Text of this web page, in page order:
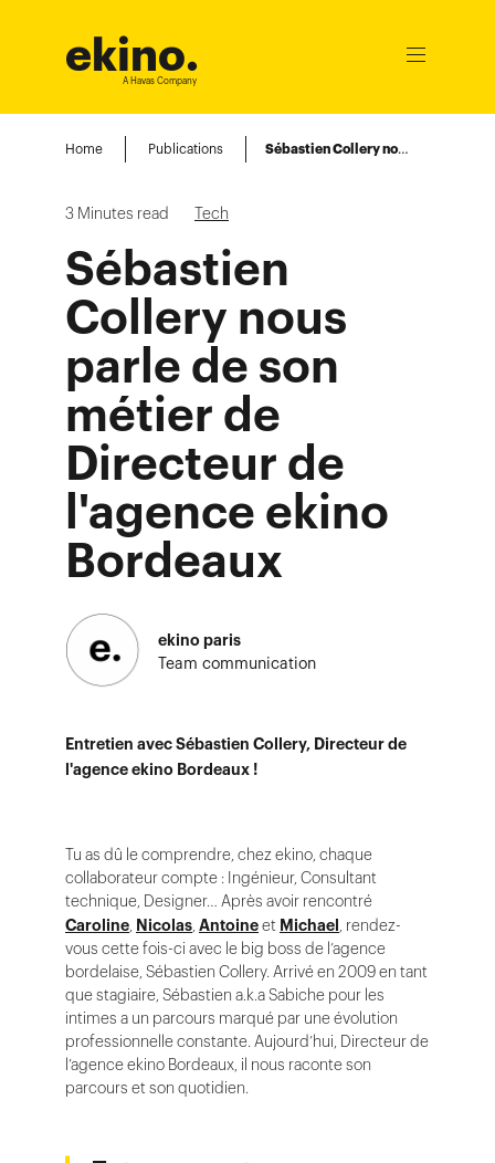
ekino.
A Havas Company
Ouvrir
Home Publications Sébastien Collery nous parle de son métier de Directeur de l’agence ekino Bordeaux
3 Minutes read Tech
Sébastien
Collery nous
parle de son
métier de
Directeur de
l'agence ekino
Bordeaux
Entretien avec Sébastien Collery, Directeur de
l'agence ekino Bordeaux !
ekino paris
Team communication
Tu as dû le comprendre, chez ekino, chaque
collaborateur compte : Ingénieur, Consultant
technique, Designer… Après avoir rencontré
Caroline, Nicolas, Antoineet Michael, rendez-
vous cette fois-ci avec le big boss de l’agence
bordelaise, Sébastien Collery. Arrivé en 2009 en tant
que stagiaire, Sébastien a.k.a Sabiche pour les
intimes a un parcours marqué par une évolution
professionnelle constante. Aujourd’hui, Directeur de
l’agence ekino Bordeaux, il nous raconte son
parcours et son quotidien.